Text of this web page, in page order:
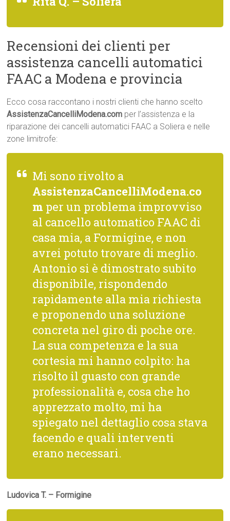
Recensioni dei clienti per
assistenza cancelli automatici
FAAC a Modena e provincia
Ecco cosa raccontano i nostri clienti che hanno scelto
AssistenzaCancelliModena.com per l’assistenza e la
riparazione dei cancelli automatici FAAC a Soliera e nelle
zone limitrofe:
Mi sono rivolto a
AssistenzaCancelliModena.co
m per un problema improvviso
al cancello automatico FAAC di
casa mia, a Formigine, e non
avrei potuto trovare di meglio.
Antonio si è dimostrato subito
disponibile, rispondendo
rapidamente alla mia richiesta
e proponendo una soluzione
concreta nel giro di poche ore.
La sua competenza e la sua
cortesia mi hanno colpito: ha
risolto il guasto con grande
professionalità e, cosa che ho
apprezzato molto, mi ha
spiegato nel dettaglio cosa stava
facendo e quali interventi
erano necessari.
Ludovica T. – Formigine